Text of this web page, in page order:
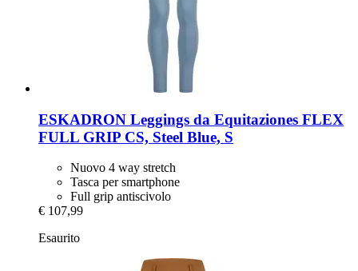
ESKADRON Leggings da Equitaziones FLEX
FULL GRIP CS, Steel Blue, S
Nuovo 4 way stretch
Tasca per smartphone
Full grip antiscivolo
€ 107,99
Esaurito